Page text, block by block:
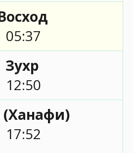
05:37
Зухр
12:50
(Ханафи)
17:52